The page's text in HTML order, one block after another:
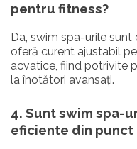
pentru fitness?
Da, swim spa-urile
oferă curent ajustabil
acvatice, fiind potrivite
la înotători avansați.
4. Sunt swim spa-
eficiente din